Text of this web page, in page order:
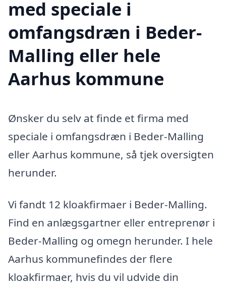
med speciale i
omfangsdræn i Beder-
Malling eller hele
Aarhus kommune
Ønsker du selv at finde et firma med
speciale i omfangsdræn i Beder-Malling
eller Aarhus kommune, så tjek oversigten
herunder.
Vi fandt 12 kloakfirmaer i Beder-Malling.
Find en anlægsgartner eller entreprenør i
Beder-Malling og omegn herunder. I hele
Aarhus kommunefindes der flere
kloakfirmaer, hvis du vil udvide din